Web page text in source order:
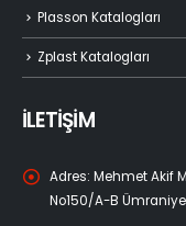
Plasson Katalogları
Zplast Katalogları
İLETİŞİM
Adres: Mehmet Akif
No150/A-B